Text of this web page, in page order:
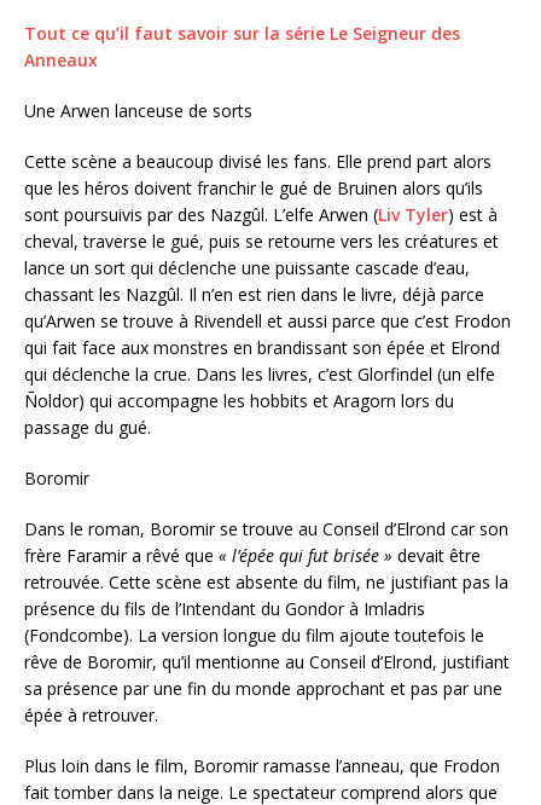
Tout ce qu’il faut savoir sur la série Le Seigneur des
Anneaux
Une Arwen lanceuse de sorts
Cette scène a beaucoup divisé les fans. Elle prend part alors
que les héros doivent franchir le gué de Bruinen alors qu’ils
sont poursuivis par des Nazgûl. L’elfe Arwen (Liv Tyler) est à
cheval, traverse le gué, puis se retourne vers les créatures et
lance un sort qui déclenche une puissante cascade d’eau,
chassant les Nazgûl. Il n’en est rien dans le livre, déjà parce
qu’Arwen se trouve à Rivendell et aussi parce que c’est Frodon
qui fait face aux monstres en brandissant son épée et Elrond
qui déclenche la crue. Dans les livres, c’est Glorfindel (un elfe
Ñoldor) qui accompagne les hobbits et Aragorn lors du
passage du gué.
Boromir
Dans le roman, Boromir se trouve au Conseil d’Elrond car son
frère Faramir a rêvé que « l’épée qui fut brisée » devait être
retrouvée. Cette scène est absente du film, ne justifiant pas la
présence du fils de l’Intendant du Gondor à Imladris
(Fondcombe). La version longue du film ajoute toutefois le
rêve de Boromir, qu’il mentionne au Conseil d’Elrond, justifiant
sa présence par une fin du monde approchant et pas par une
épée à retrouver.
Plus loin dans le film, Boromir ramasse l’anneau, que Frodon
fait tomber dans la neige. Le spectateur comprend alors que